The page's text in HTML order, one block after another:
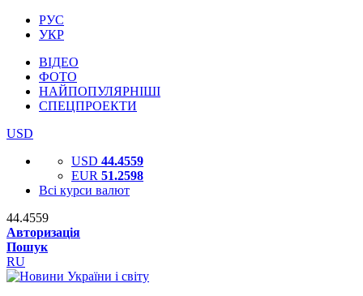
РУС
УКР
ВІДЕО
ФОТО
НАЙПОПУЛЯРНІШІ
СПЕЦПРОЕКТИ
USD
USD 44.4559
EUR 51.2598
Всі курси валют
44.4559
Авторизація
Пошук
RU